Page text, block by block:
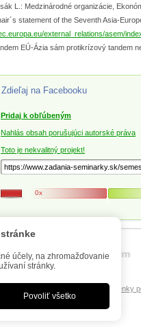
L.: Medzinárodné organizácie,
statement of the Seventh Asia-
external_relations/asem/
EÚ-Ázia sám protikrízový tandem
Zdieľaj na Facebooku
Pridaj k obľúbeným
Nahlás obsah porušujúci autorské práva
Toto je nekvalitný projekt!
0x
Podmienky
účely, na zhromažďovanie
stránky.
Povoliť všetko